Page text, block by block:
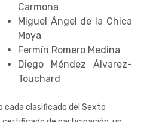
Carmona
Miguel Ángel de la Chica
Moya
Fermín Romero Medina
Diego Méndez Álvarez-
Touchard
cada clasificado del Sexto